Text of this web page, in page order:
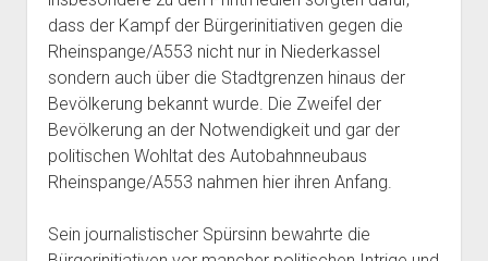
dass der Kampf der Bürgerinitiativen gegen die
Rheinspange/A553 nicht nur in Niederkassel
sondern auch über die Stadtgrenzen hinaus der
Bevölkerung bekannt wurde. Die Zweifel der
Bevölkerung an der Notwendigkeit und gar der
politischen Wohltat des Autobahnneubaus
Rheinspange/A553 nahmen hier ihren Anfang.
Sein journalistischer Spürsinn bewahrte die